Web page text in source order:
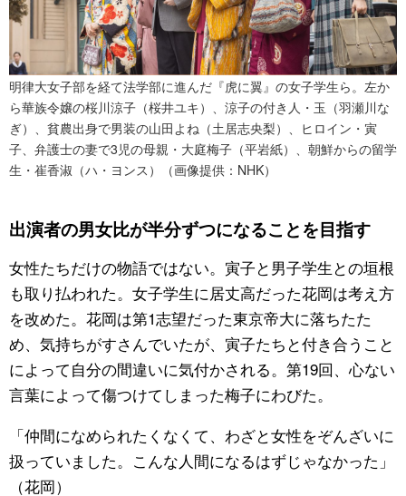
明律大女子部を経て法学部に進んだ『虎に翼』の女子学生ら。左か
ら華族令嬢の桜川涼子（桜井ユキ）、涼子の付き人・玉（羽瀬川な
ぎ）、貧農出身で男装の山田よね（土居志央梨）、ヒロイン・寅
子、弁護士の妻で3児の母親・大庭梅子（平岩紙）、朝鮮からの留学
生・崔香淑（ハ・ヨンス）（画像提供：NHK）
出演者の男女比が半分ずつになることを目指す
女性たちだけの物語ではない。寅子と男子学生との垣根
も取り払われた。女子学生に居丈高だった花岡は考え方
を改めた。花岡は第1志望だった東京帝大に落ちたた
め、気持ちがすさんでいたが、寅子たちと付き合うこと
によって自分の間違いに気付かされる。第19回、心ない
言葉によって傷つけてしまった梅子にわびた。
「仲間になめられたくなくて、わざと女性をぞんざいに
扱っていました。こんな人間になるはずじゃなかった」
（花岡）